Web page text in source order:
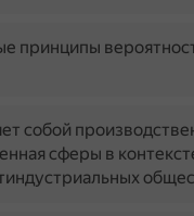
принципы
собой
сферы в